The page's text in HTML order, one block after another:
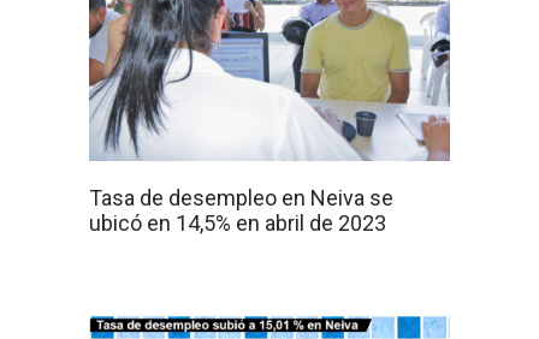
Tasa de desempleo en Neiva se
ubicó en 14,5% en abril de 2023